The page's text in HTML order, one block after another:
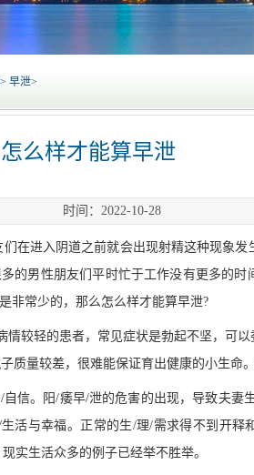
> 早泄>
怎么样才能算早泄
时间：2022-10-28
在进入阴道之前就会出现射精这种现象发
的男性朋友们平时忙于工作没有更多的时
非常少的，那么怎么样才能算早泄?
情较轻的患者，常见症状是勃起不坚，可
质量较差，很难能保证育出健康的小生命
信。阳/痿早/泄的危害的出现，导致夫妻
活与幸福。正常的生/理/需求得不到开释
实生活众多的例子已经举不胜举。